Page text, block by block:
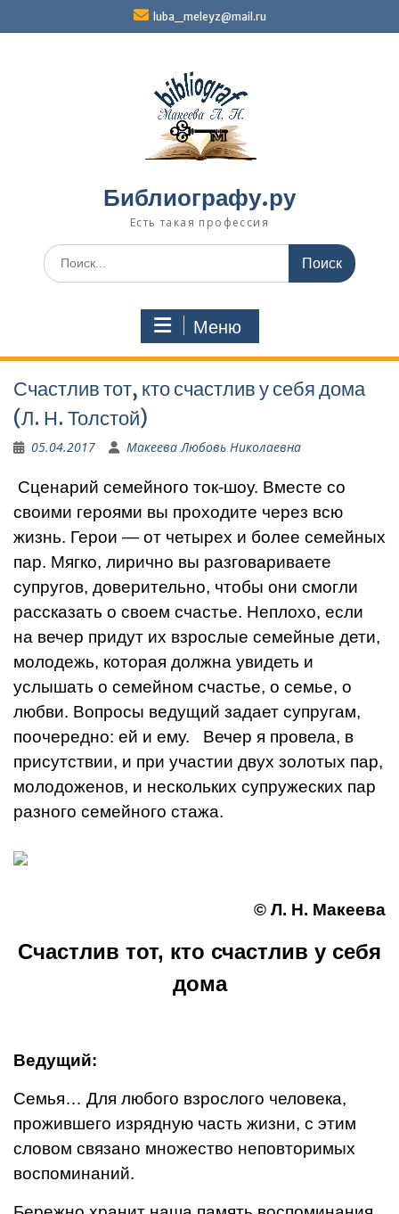
luba_meleyz@mail.ru
Библиографу.ру
Есть такая профессия
Поиск
по:
Меню
Счастлив тот, кто счастлив у себя дома
(Л. Н. Толстой)
05.04.2017 Макеева Любовь Николаевна
Сценарий семейного ток-шоу. Вместе со
своими героями вы проходите через всю
жизнь. Герои — от четырех и более семейных
пар. Мягко, лирично вы разговариваете
супругов, доверительно, чтобы они смогли
рассказать о своем счастье. Неплохо, если
на вечер придут их взрослые семейные дети,
молодежь, которая должна увидеть и
услышать о семейном счастье, о семье, о
любви. Вопросы ведущий задает супругам,
поочередно: ей и ему. Вечер я провела, в
присутствии, и при участии двух золотых пар,
молодоженов, и нескольких супружеских пар
разного семейного стажа.
© Л. Н. Макеева
Счастлив тот, кто счастлив у себя
дома
Ведущий:
Семья… Для любого взрослого человека,
прожившего из­рядную часть жизни, с этим
словом связано множество непов­торимых
воспоминаний.